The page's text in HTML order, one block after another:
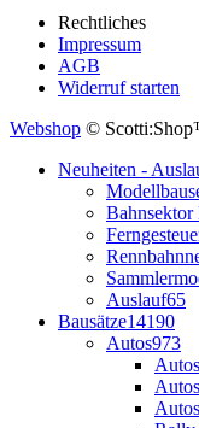
Rechtliches
Impressum
AGB
Widerruf starten
Webshop ©
Neuheiten -
Bahnsektor
Auslauf65
Bausätze14190
Autos973